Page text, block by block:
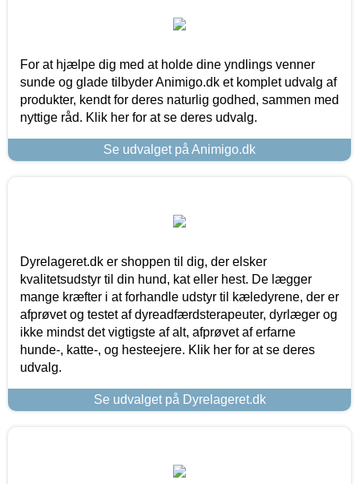
For at hjælpe dig med at holde dine yndlings venner
sunde og glade tilbyder Animigo.dk et komplet udvalg af
produkter, kendt for deres naturlig godhed, sammen med
nyttige råd. Klik her for at se deres udvalg.
Se udvalget på Animigo.dk
Dyrelageret.dk er shoppen til dig, der elsker
kvalitetsudstyr til din hund, kat eller hest. De lægger
mange kræfter i at forhandle udstyr til kæledyrene, der er
afprøvet og testet af dyreadfærdsterapeuter, dyrlæger og
ikke mindst det vigtigste af alt, afprøvet af erfarne
hunde-, katte-, og hesteejere. Klik her for at se deres
udvalg.
Se udvalget på Dyrelageret.dk